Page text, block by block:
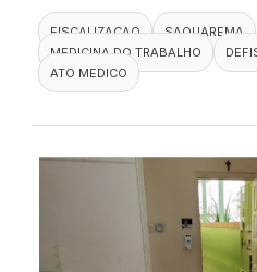
FISCALIZACAO
SAQUAREMA
MEDICINA DO TRABALHO
ATO MEDICO